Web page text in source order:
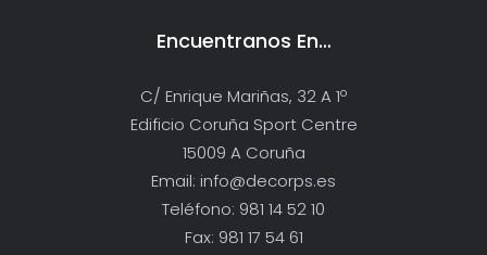
Encuentranos En…
C/ Enrique Mariñas, 32 A 1º
Edificio Coruña Sport Centre
15009 A Coruña
Email: info@decorps.es
Teléfono: 981 14 52 10
Fax: 981 17 54 61